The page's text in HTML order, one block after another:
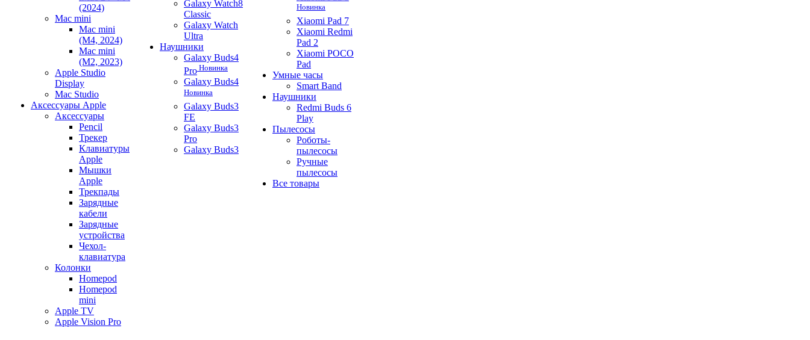
(2024)
Mac mini
Mac mini
(M4, 2024)
Mac mini
(M2, 2023)
Apple Studio
Display
Mac Studio
Аксессуары Apple
Аксессуары
Pencil
Трекер
Клавиатуры
Apple
Мышки
Apple
Трекпады
Зарядные
кабели
Зарядные
устройства
Чехол-
клавиатура
Колонки
Homepod
Homepod
mini
Apple TV
Apple Vision Pro
Galaxy Watch8
Classic
Galaxy Watch
Ultra
Наушники
Galaxy Buds4
Pro Новинка
Galaxy Buds4
Новинка
Galaxy Buds3
FE
Galaxy Buds3
Pro
Galaxy Buds3
Новинка
Xiaomi Pad 7
Xiaomi Redmi
Pad 2
Xiaomi POCO
Pad
Умные часы
Smart Band
Наушники
Redmi Buds 6
Play
Пылесосы
Роботы-
пылесосы
Ручные
пылесосы
Все товары